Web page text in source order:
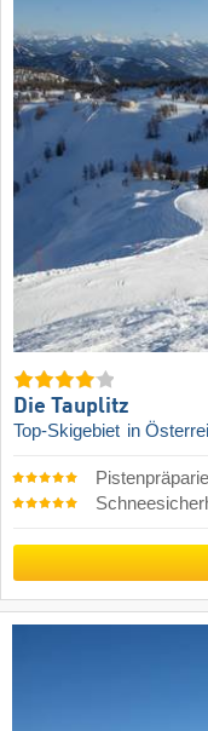
Die Tauplitz
Top-Skigebiet in